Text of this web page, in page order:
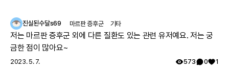
걱정스러워서리.. 다들 몇주차에 무슨 검사하셨나요? 도움 좀 주심
감사하겠습니다.
진실된수달s69 마르판 증후군 기타
저는 마르판 증후군 외에 다른 질환도 있는 관련 유저예요. 저는 궁
금한 점이 많아요~
2023. 5. 7. 573 0 1